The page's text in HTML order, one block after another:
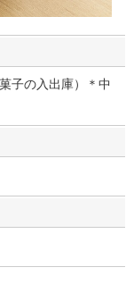
子の入出庫）＊中